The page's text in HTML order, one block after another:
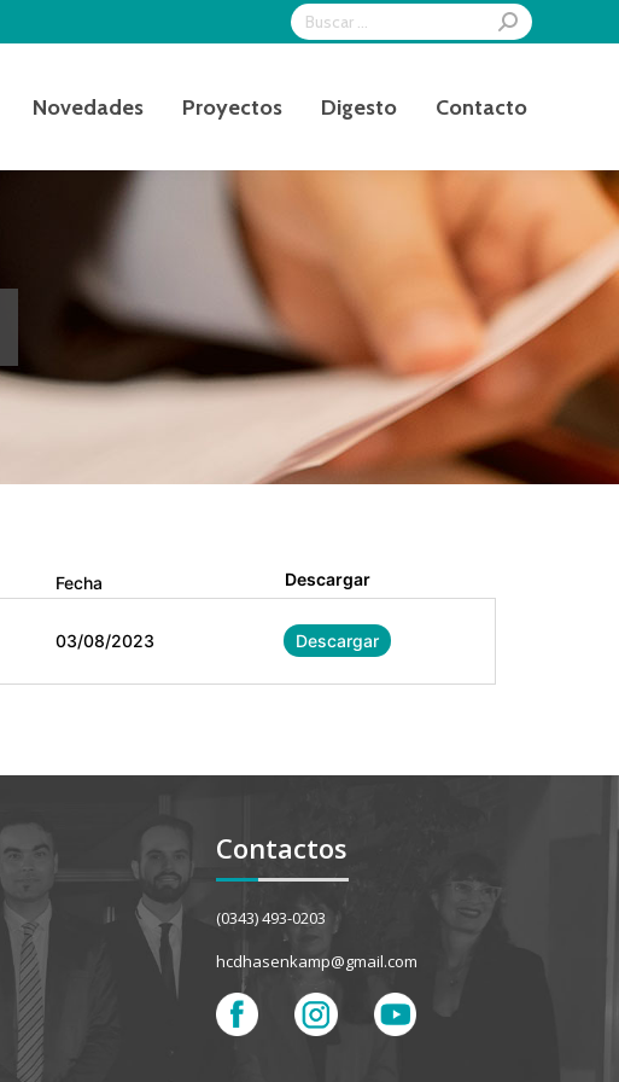
Search:
Novedades Proyectos Digesto Contacto
Fecha Descargar
03/08/2023 Descargar
Contactos
(0343) 493-0203
hcdhasenkamp@gmail.com